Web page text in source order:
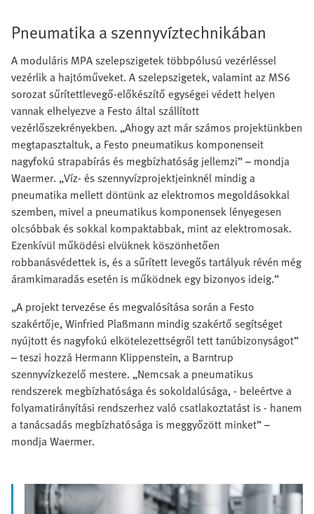
Pneumatika a szennyvíztechnikában
A moduláris MPA szelepszigetek többpólusú vezérléssel
vezérlik a hajtóműveket. A szelepszigetek, valamint az MS6
sorozat sűrítettlevegő-előkészítő egységei védett helyen
vannak elhelyezve a Festo által szállított
vezérlőszekrényekben. „Ahogy azt már számos projektünkben
megtapasztaltuk, a Festo pneumatikus komponenseit
nagyfokú strapabírás és megbízhatóság jellemzi” – mondja
Waermer. „Víz- és szennyvízprojektjeinknél mindig a
pneumatika mellett döntünk az elektromos megoldásokkal
szemben, mivel a pneumatikus komponensek lényegesen
olcsóbbak és sokkal kompaktabbak, mint az elektromosak.
Ezenkívül működési elvüknek köszönhetően
robbanásvédettek is, és a sűrített levegős tartályuk révén még
áramkimaradás esetén is működnek egy bizonyos ideig.”
„A projekt tervezése és megvalósítása során a Festo
szakértője, Winfried Plaßmann mindig szakértő segítséget
nyújtott és nagyfokú elkötelezettségről tett tanúbizonyságot”
– teszi hozzá Hermann Klippenstein, a Barntrup
szennyvízkezelő mestere. „Nemcsak a pneumatikus
rendszerek megbízhatósága és sokoldalúsága, - beleértve a
folyamatirányítási rendszerhez való csatlakoztatást is - hanem
a tanácsadás megbízhatósága is meggyőzött minket” –
mondja Waermer.